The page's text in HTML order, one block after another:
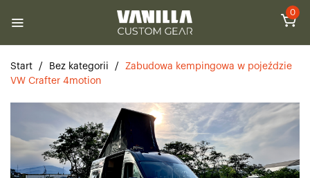
0
Start / Bez kategorii /
Zabudowa kempingowa w pojeździe
VW Crafter 4motion